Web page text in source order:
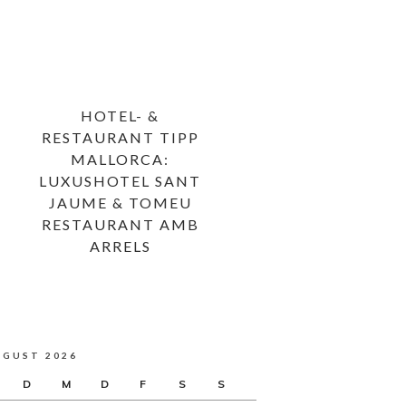
HOTEL- &
RESTAURANT TIPP
MALLORCA:
LUXUSHOTEL SANT
JAUME & TOMEU
RESTAURANT AMB
ARRELS
2026
D M D F S S